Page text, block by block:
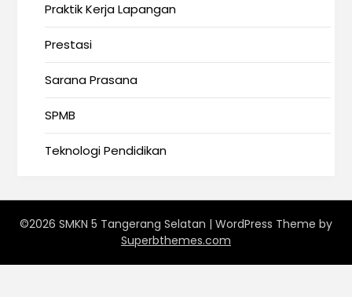
Praktik Kerja Lapangan
Prestasi
Sarana Prasana
SPMB
Teknologi Pendidikan
©2026 SMKN 5 Tangerang Selatan | WordPress Theme by
Superbthemes.com